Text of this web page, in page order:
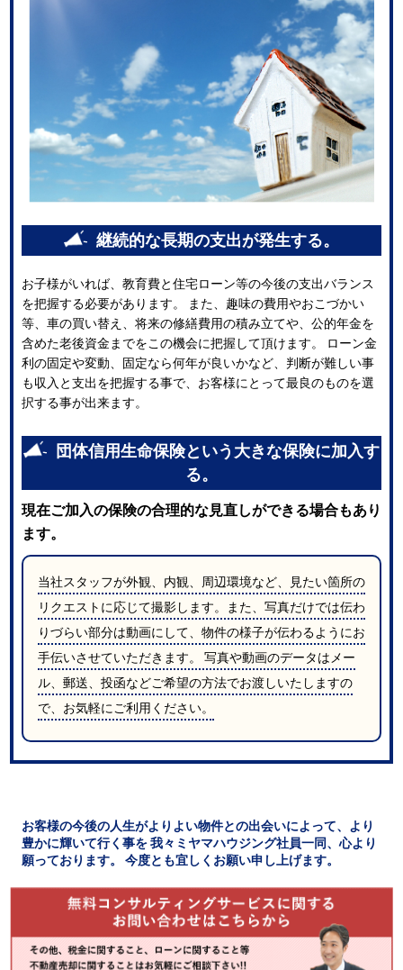
継続的な長期の支出が発生する。
お子様がいれば、教育費と住宅ローン等の今後の支出バランス
を把握する必要があります。 また、趣味の費用やおこづかい
等、車の買い替え、将来の修繕費用の積み立てや、公的年金を
含めた老後資金までをこの機会に把握して頂けます。 ローン金
利の固定や変動、固定なら何年が良いかなど、判断が難しい事
も収入と支出を把握する事で、お客様にとって最良のものを選
択する事が出来ます。
団体信用生命保険という大きな保険に加入す
る。
現在ご加入の保険の合理的な見直しができる場合もあり
ます。
当社スタッフが外観、内観、周辺環境など、見たい箇所の
リクエストに応じて撮影します。また、写真だけでは伝わ
りづらい部分は動画にして、物件の様子が伝わるようにお
手伝いさせていただきます。 写真や動画のデータはメー
ル、郵送、投函などご希望の方法でお渡しいたしますの
で、お気軽にご利用ください。
お客様の今後の人生がよりよい物件との出会いによって、より
豊かに輝いて行く事を我々ミヤマハウジング社員一同、心より
願っております。 今度とも宜しくお願い申し上げます。